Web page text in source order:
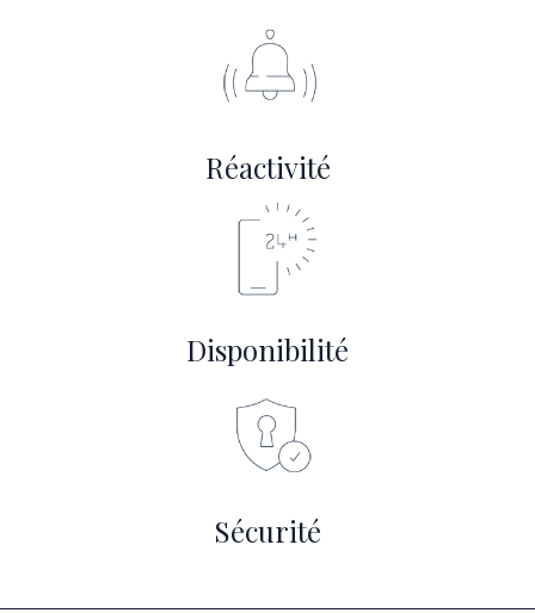
Réactivité
Disponibilité
Sécurité